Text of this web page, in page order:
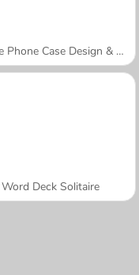
Mobile Phone Case Design & DIY
Word Deck Solitaire